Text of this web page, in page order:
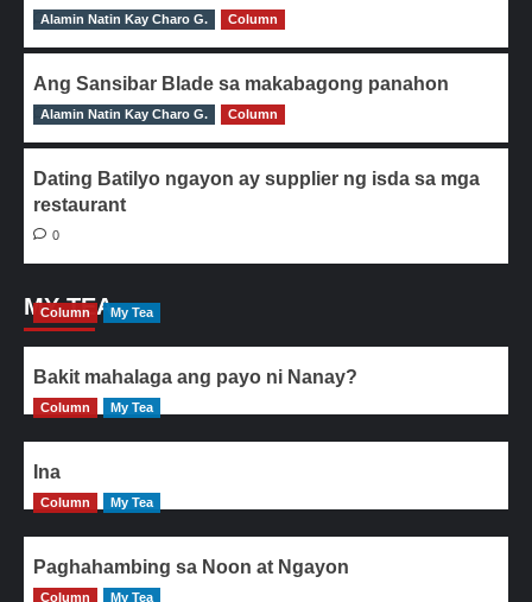
0
Alamin Natin Kay Charo G. Column
Ang Sansibar Blade sa makabagong panahon
0
Alamin Natin Kay Charo G. Column
Dating Batilyo ngayon ay supplier ng isda sa mga
restaurant
0
MY TEA
Column My Tea
Bakit mahalaga ang payo ni Nanay?
Column My Tea
Ina
Column My Tea
Paghahambing sa Noon at Ngayon
Column My Tea